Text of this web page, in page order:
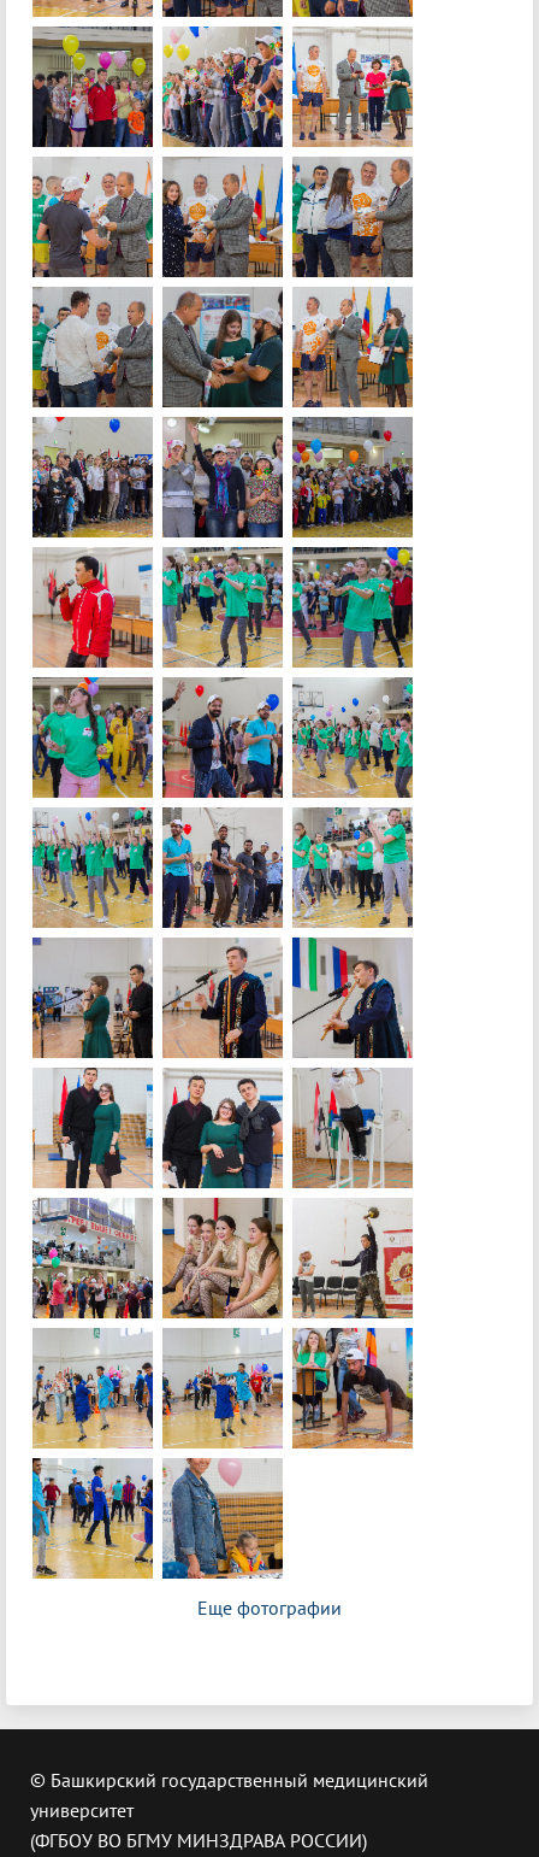
Еще фотографии
© Башкирский государственный медицинский
университет
(ФГБОУ ВО БГМУ МИНЗДРАВА РОССИИ)